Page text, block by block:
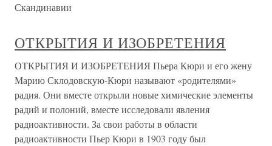
Скандинавии
ОТКРЫТИЯ И ИЗОБРЕТЕНИЯ
ОТКРЫТИЯ И ИЗОБРЕТЕНИЯ Пьера Кюри и его жену
Марию Склодовскую-Кюри называют «родителями»
радия. Они вместе открыли новые химические элементы
радий и полоний, вместе исследовали явления
радиоактивности. За свои работы в области
радиоактивности Пьер Кюри в 1903 году был